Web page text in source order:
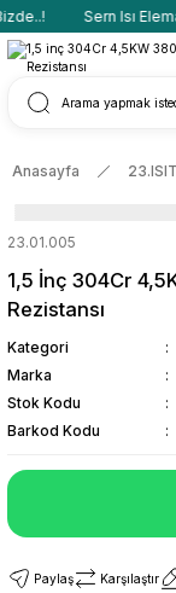
Sern Isı
Anasayfa
23.01.005
1,5 İnç 304Cr
Rezistansı
Kategori
Marka
Stok Kodu
Barkod Kodu
Paylaş Karşılaştır